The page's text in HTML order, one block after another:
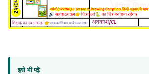
इसे भी पढ़ें